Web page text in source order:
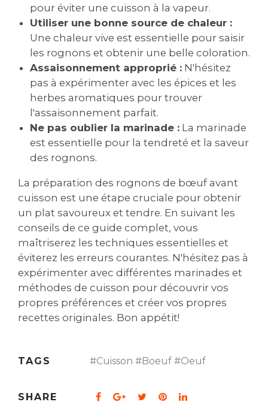
pour éviter une cuisson à la vapeur.
Utiliser une bonne source de chaleur :
Une chaleur vive est essentielle pour saisir
les rognons et obtenir une belle coloration.
Assaisonnement approprié : N'hésitez
pas à expérimenter avec les épices et les
herbes aromatiques pour trouver
l'assaisonnement parfait.
Ne pas oublier la marinade : La marinade
est essentielle pour la tendreté et la saveur
des rognons.
La préparation des rognons de bœuf avant
cuisson est une étape cruciale pour obtenir
un plat savoureux et tendre. En suivant les
conseils de ce guide complet, vous
maîtriserez les techniques essentielles et
éviterez les erreurs courantes. N'hésitez pas à
expérimenter avec différentes marinades et
méthodes de cuisson pour découvrir vos
propres préférences et créer vos propres
recettes originales. Bon appétit!
TAGS #Cuisson #Boeuf #Oeuf
SHARE